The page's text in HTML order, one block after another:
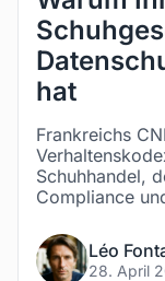
hat
Frankreichs
Schuhhandel,
Compliance
Léo
28. April